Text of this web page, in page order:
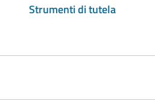
Strumenti di tutela